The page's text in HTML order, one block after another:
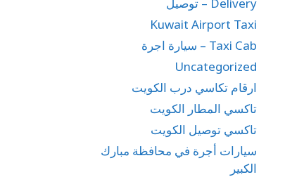
Kuwait Airport Taxi
Taxi Cab – سيارة اجرة
Uncategorized
ارقام تكاسي درب الكويت
تاكسي المطار الكويت
تاكسي توصيل الكويت
سيارات أجرة في محافظة مبارك
الكبير